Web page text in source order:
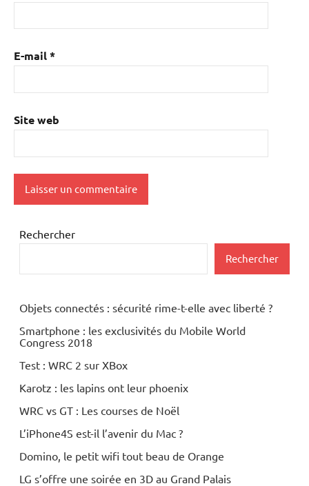
E-mail*
Site web
Rechercher
Rechercher
Objets connectés : sécurité rime-t-elle avec liberté ?
Smartphone : les exclusivités du Mobile World
Congress 2018
Test : WRC 2 sur XBox
Karotz : les lapins ont leur phoenix
WRC vs GT : Les courses de Noël
L’iPhone4S est-il l’avenir du Mac ?
Domino, le petit wifi tout beau de Orange
LG s’offre une soirée en 3D au Grand Palais